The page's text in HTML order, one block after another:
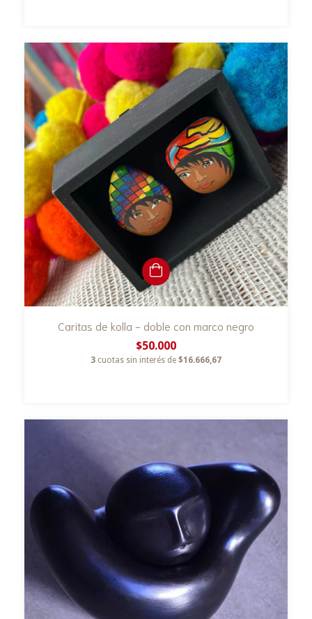
Caritas de kolla - doble con marco negro
$50.000
3 cuotas sin interés de $16.666,67